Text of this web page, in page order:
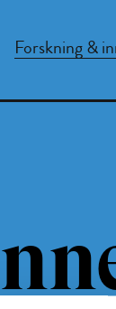
Forskning &